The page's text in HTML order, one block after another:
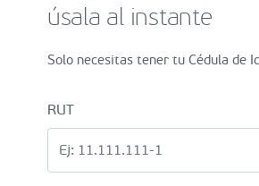
úsala al instante
Solo necesitas tener tu Cédula de
RUT